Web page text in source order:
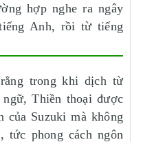
hợp nghe ra ngây
Anh, rồi từ tiếng
trong khi dịch từ
Thiền thoại được
của Suzuki mà không
tức phong cách ngôn